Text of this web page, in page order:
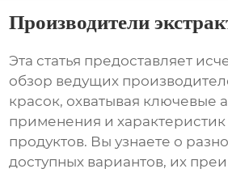
Производители
Эта статья предоставляет
обзор ведущих
красок, охватывая ключевые
применения и
продуктов. Вы узнаете о
доступных вариантов, их